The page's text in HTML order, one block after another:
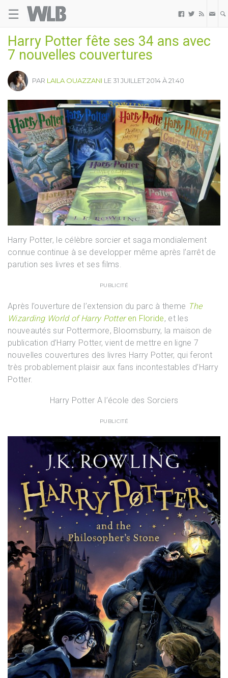
☰   
Harry Potter fête ses 34 ans avec
7 nouvelles couvertures
PAR LAILA OUAZZANI LE 31 JUILLET 2014 À 21:40
Harry Potter, le célèbre sorcier et saga mondialement
connue continue à se developper même après l’arrêt de
parution ses livres et ses films.
PUBLICITÉ
Après l’ouverture de l’extension du parc à theme The
Wizarding World of Harry Potteren Floride, et les
nouveautés sur Pottermore, Bloomsburry, la maison de
publication d’Harry Potter, vient de mettre en ligne 7
nouvelles couvertures des livres Harry Potter, qui feront
très probablement plaisir aux fans incontestables d’Harry
Potter.
Harry Potter A l’école des Sorciers
PUBLICITÉ